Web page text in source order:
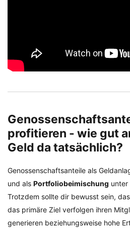
profitieren - wie gut
Geld da tatsächlich?
Genossenschaftsanteile als
und als Portfoliobeimischung unter
Trotzdem sollte dir bewusst sein,
das primäre Ziel verfolgen ihren
generieren beziehungsweise hohe